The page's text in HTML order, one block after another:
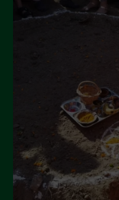
Settembre 2022
Aprile 2022
Febbraio 2022
Gennaio 2022
Dicembre 2021